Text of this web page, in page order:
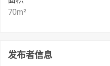
70m²
发布者信息